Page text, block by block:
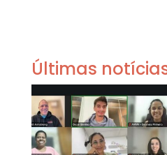
Últimas